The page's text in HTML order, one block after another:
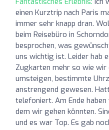
einen Kurztrip nach Paris
immer sehr knapp dran.
beim Reisebüro in
besprochen, was
uns wichtig ist. Leider hab
Zugkarten mehr so wie
umsteigen, bestimmte
anstrengend gewesen.
telefoniert. Am Ende
dem wir gehen könnten.
und es war Top. Es gab